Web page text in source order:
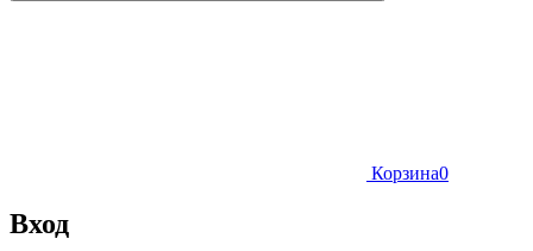
Корзина0
Вход